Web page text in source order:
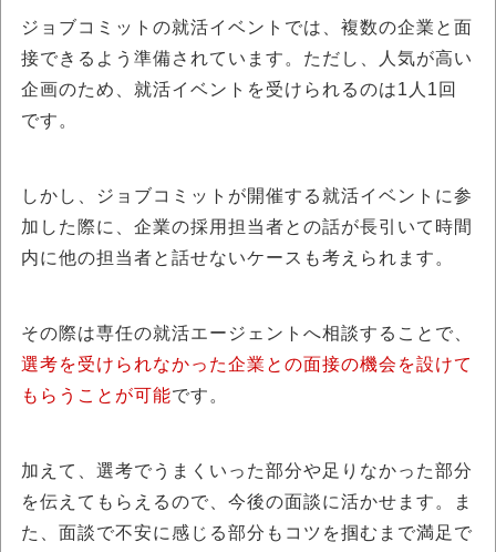
ジョブコミットの就活イベントでは、複数の企業と面
接できるよう準備されています。ただし、人気が高い
企画のため、就活イベントを受けられるのは1人1回
です。
しかし、ジョブコミットが開催する就活イベントに参
加した際に、企業の採用担当者との話が長引いて時間
内に他の担当者と話せないケースも考えられます。
その際は専任の就活エージェントへ相談することで、
選考を受けられなかった企業との面接の機会を設けて
もらうことが可能です。
加えて、選考でうまくいった部分や足りなかった部分
を伝えてもらえるので、今後の面談に活かせます。ま
た、面談で不安に感じる部分もコツを掴むまで満足で